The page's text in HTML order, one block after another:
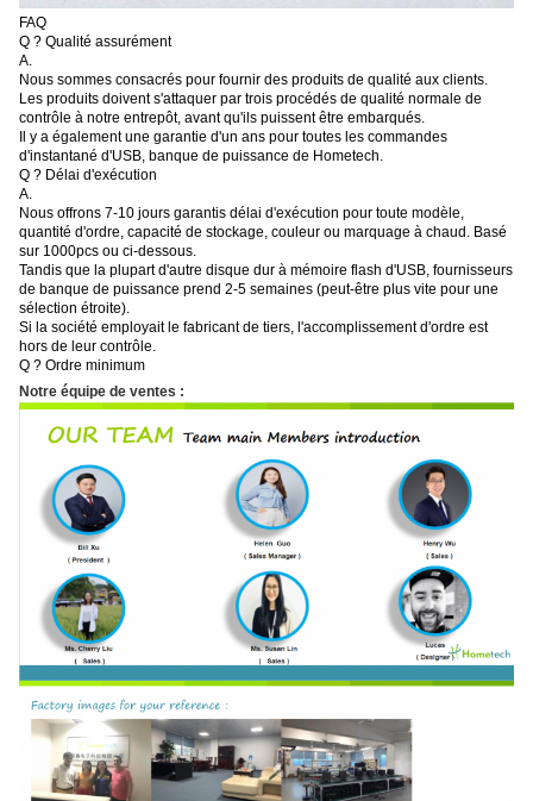
FAQ
Q ? Qualité assurément
A.
Nous sommes consacrés pour fournir des produits de qualité aux clients.
Les produits doivent s'attaquer par trois procédés de qualité normale de
contrôle à notre entrepôt, avant qu'ils puissent être embarqués.
Il y a également une garantie d'un ans pour toutes les commandes
d'instantané d'USB, banque de puissance de Hometech.
Q ? Délai d'exécution
A.
Nous offrons 7-10 jours garantis délai d'exécution pour toute modèle,
quantité d'ordre, capacité de stockage, couleur ou marquage à chaud. Basé
sur 1000pcs ou ci-dessous.
Tandis que la plupart d'autre disque dur à mémoire flash d'USB, fournisseurs
de banque de puissance prend 2-5 semaines (peut-être plus vite pour une
sélection étroite).
Si la société employait le fabricant de tiers, l'accomplissement d'ordre est
hors de leur contrôle.
Q ? Ordre minimum
Notre équipe de ventes :